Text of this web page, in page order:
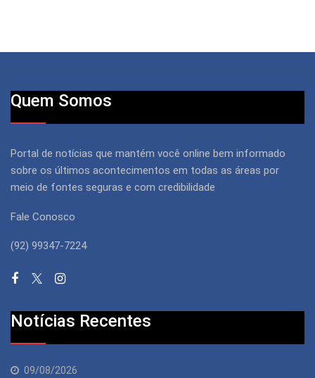
Quem Somos
Portal de notícias que mantém você online bem informado
sobre os últimos acontecimentos em todas as áreas por
meio de fontes seguras e com credibilidade
Fale Conosco
(92) 99347-7224
Notícias Recentes
09/08/2026